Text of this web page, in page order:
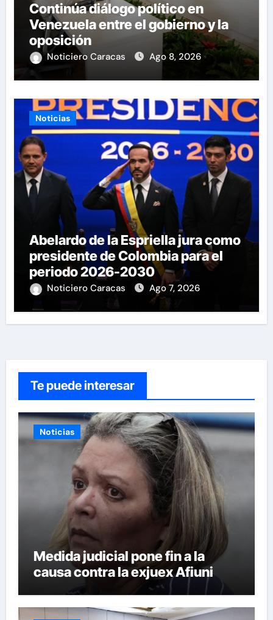
Continúa diálogo político en
Venezuela entre el gobierno y la
oposición
Noticiero Caracas Ago 8, 2026
Noticias
Abelardo de la Espriella jura como
presidente de Colombia para el
periodo 2026-2030
Noticiero Caracas Ago 7, 2026
Te puede interesar
Noticias
Medida judicial pone fin a la
causa contra la exjuex Afiuni